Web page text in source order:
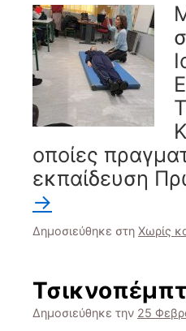
οποίες
εκπαίδευση
→
Δημοσιεύθηκε στη Χωρίς
Δημοσιεύθηκε την 25